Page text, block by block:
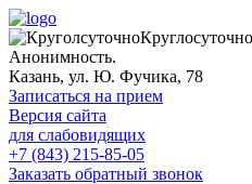
Анонимность.
Казань, ул. Ю. Фучика, 78
Записаться на прием
Версия сайта
для слабовидящих
+7 (843) 215-85-05
Заказать обратный звонок